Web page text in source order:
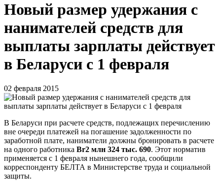
Новый размер удержания с
нанимателей средств для
выплаты зарплаты действует
в Беларуси с 1 февраля
02 февраля 2015
В Беларуси при расчете средств, подлежащих перечислению
вне очереди платежей на погашение задолженности по
заработной плате, наниматели должны бронировать в расчете
на одного работника Br2 млн 324 тыс. 690. Этот норматив
применяется с 1 февраля нынешнего года, сообщили
корреспонденту БЕЛТА в Министерстве труда и социальной
защиты.